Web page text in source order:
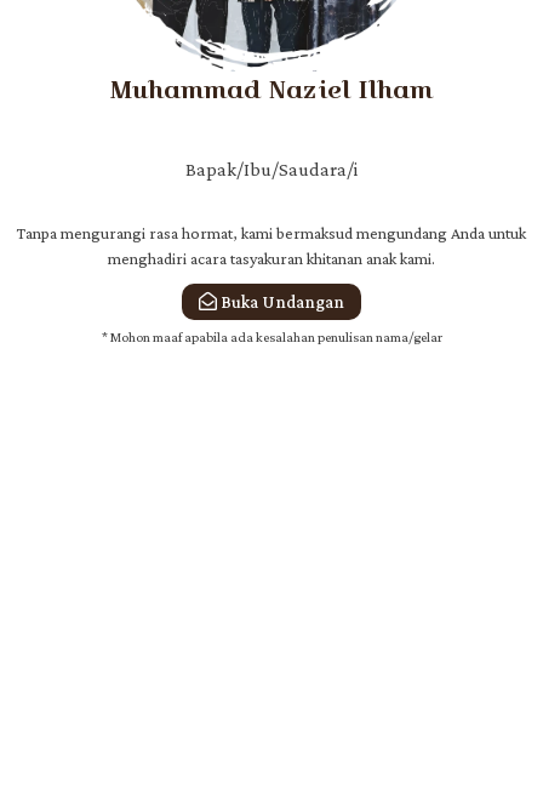
Muhammad Naziel Ilham
Bapak/Ibu/Saudara/i
Tanpa mengurangi rasa hormat, kami bermaksud mengundang Anda untuk
menghadiri acara tasyakuran khitanan anak kami.
Buka Undangan